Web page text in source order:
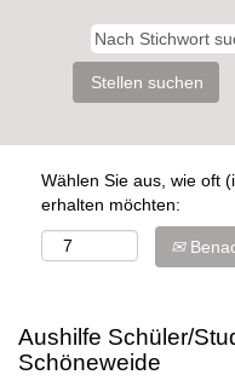
Wählen Sie aus, wie oft
erhalten möchten:
Aushilfe Schüler/
Schöneweide